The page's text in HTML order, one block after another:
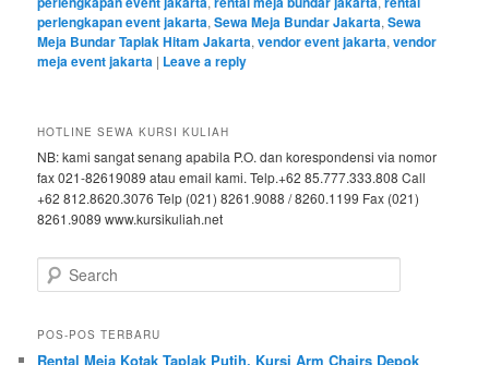
perlengkapan event jakarta,Sewa Meja Bundar Jakarta,Sewa
Meja Bundar Taplak Hitam Jakarta,vendor event jakarta,vendor
meja event jakarta | Leave a reply
HOTLINE SEWA KURSI KULIAH
NB: kami sangat senang apabila P.O. dan korespondensi via nomor
fax 021-82619089 atau email kami. Telp.+62 85.777.333.808 Call
+62 812.8620.3076 Telp (021) 8261.9088 / 8260.1199 Fax (021)
8261.9089 www.kursikuliah.net
Search
POS-POS TERBARU
Rental Meja Kotak Taplak Putih, Kursi Arm Chairs Depok